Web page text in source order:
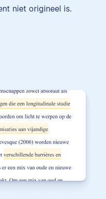
niet origineel is.